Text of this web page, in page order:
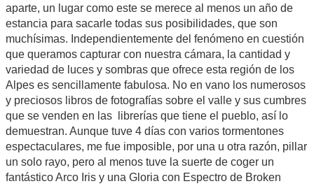
aparte, un lugar como este se merece al menos un año de
estancia para sacarle todas sus posibilidades, que son
muchísimas. Independientemente del fenómeno en cuestión
que queramos capturar con nuestra cámara, la cantidad y
variedad de luces y sombras que ofrece esta región de los
Alpes es sencillamente fabulosa. No en vano los numerosos
y preciosos libros de fotografías sobre el valle y sus cumbres
que se venden en las librerías que tiene el pueblo, así lo
demuestran. Aunque tuve 4 días con varios tormentones
espectaculares, me fue imposible, por una u otra razón, pillar
un solo rayo, pero al menos tuve la suerte de coger un
fantástico Arco Iris y una Gloria con Espectro de Broken